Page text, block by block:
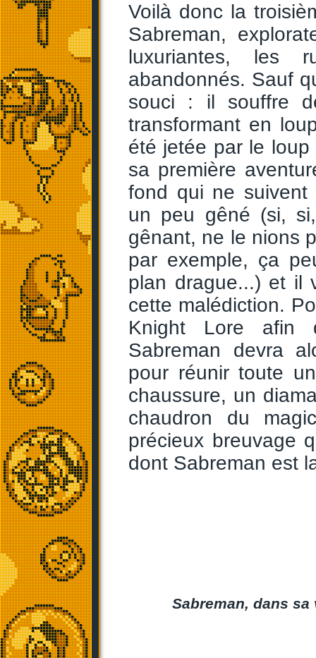
Voilà donc la
Sabreman,
luxuriantes, les
abandonnés. Sauf
souci : il souffre
transformant en
été jetée par le
sa première
fond qui ne suivent
un peu gêné (si,
gênant, ne le nions
par exemple, ça
plan drague...) et il
cette malédiction.
Knight Lore afin
Sabreman devra
pour réunir toute
chaussure, un
chaudron du
précieux breuvage
dont Sabreman est
Sabreman, dans